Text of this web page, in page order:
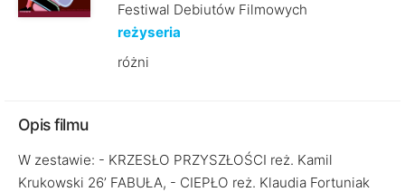
Festiwal Debiutów Filmowych
reżyseria
różni
Opis filmu
W zestawie: - KRZESŁO PRZYSZŁOŚCI reż. Kamil
Krukowski 26’ FABUŁA, - CIEPŁO reż. Klaudia Fortuniak